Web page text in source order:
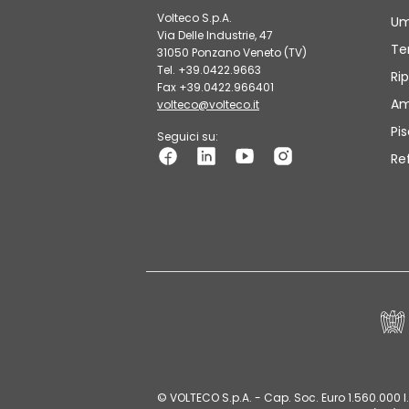
Volteco S.p.A.
Via Delle Industrie, 47
31050 Ponzano Veneto (TV)
Tel. +39.0422.9663
Fax +39.0422.966401
volteco@volteco.it
Seguici su:
© VOLTECO S.p.A. - Cap. Soc. Euro